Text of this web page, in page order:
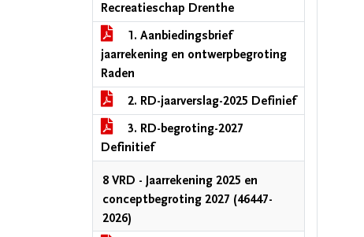
Recreatieschap Drenthe
1. Aanbiedingsbrief
jaarrekening en ontwerpbegroting
Raden
2. RD-jaarverslag-2025 Definief
3. RD-begroting-2027
Definitief
8 VRD - Jaarrekening 2025 en
conceptbegroting 2027 (46447-
2026)